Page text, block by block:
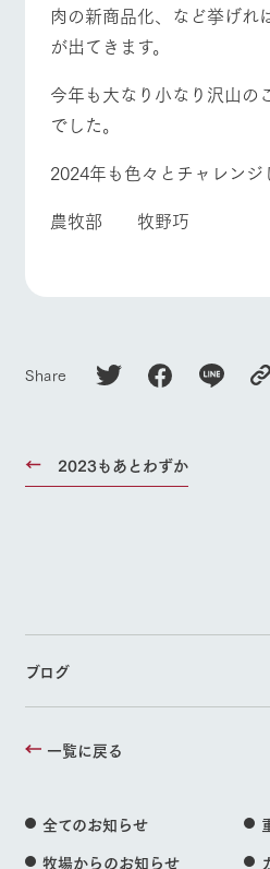
肉の新商品化、など挙げれ
が出てきます。
今年も大なり小なり沢山の
でした。
2024年も色々とチャレンジ
農牧部 牧野巧
Share
2023もあとわずか
ブログ
一覧に戻る
全てのお知らせ
牧場からのお知らせ